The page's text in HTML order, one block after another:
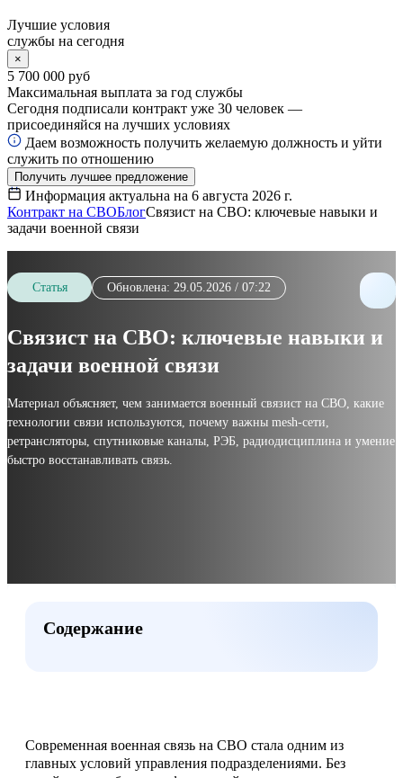
Лучшие условия
службы на сегодня
×
5 700 000 руб
Максимальная выплата за год службы
Сегодня подписали контракт уже 30 человек —
присоединяйся на лучших условиях
Даем возможность получить желаемую должность и уйти
служить по отношению
Получить лучшее предложение
Информация актуальна на 6 августа 2026 г.
Контракт на СВОБлогСвязист на СВО: ключевые навыки и
задачи военной связи
Статья Обновлена: 29.05.2026 / 07:22
Связист на СВО: ключевые навыки и
задачи военной связи
Материал объясняет, чем занимается военный связист на СВО, какие
технологии связи используются, почему важны mesh-сети,
ретрансляторы, спутниковые каналы, РЭБ, радиодисциплина и умение
быстро восстанавливать связь.
Содержание
Современная военная связь на СВО стала одним из
главных условий управления подразделениями. Без